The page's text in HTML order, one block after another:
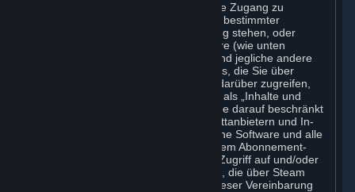
Als Abonnent haben Sie möglicherweise Zugang zu
bestimmten Diensten und Inhalten und bestimmter
Software, die Abonnenten zur Verfügung stehen, oder
kaufen über Steam bestimmte Hardware (wie unten
definiert). Die Steam-Client-Software und jegliche andere
Software sowie alle Inhalte und Updates, die Sie über
Steam herunterladen oder auf die Sie darüber zugreifen,
werden im Rahmen dieses Dokuments als „Inhalte und
Dienste“ bezeichnet. Dies umfasst, ohne darauf beschränkt
zu sein, Videospiele von Valve oder Drittanbietern und In-
Game-Inhalte, mit Hardware verbundene Software und alle
virtuellen Gegenstände, die Sie auf einem Abonnement-
Marktplatz erwerben. Die Rechte zum Zugriff auf und/oder
zur Nutzung von Inhalten und Diensten, die über Steam
zugänglich sind, werden im Rahmen dieser Vereinbarung